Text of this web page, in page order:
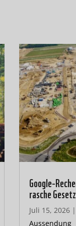
Google-
rasche
Juli 15, 2026|
Aussendung